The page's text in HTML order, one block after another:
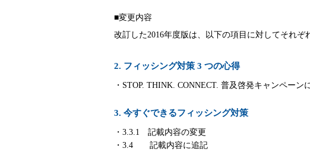
■変更内容
改訂した2016年度版は、以下の項目に対してそれぞ
2. フィッシング対策 3 つの心得
・STOP. THINK. CONNECT. 普及啓発キャンペーン
3. 今すぐできるフィッシング対策
・3.3.1 記載内容の変更
・3.4 記載内容に追記